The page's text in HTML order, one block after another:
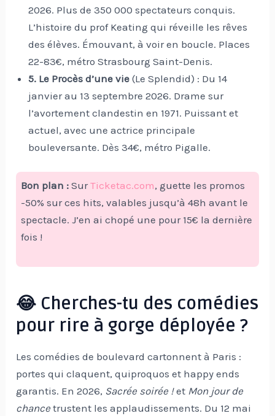
2026. Plus de 350 000 spectateurs conquis.
L’histoire du prof Keating qui réveille les rêves
des élèves. Émouvant, à voir en boucle. Places
22-83€, métro Strasbourg Saint-Denis.
5. Le Procès d’une vie (Le Splendid) : Du 14
janvier au 13 septembre 2026. Drame sur
l’avortement clandestin en 1971. Puissant et
actuel, avec une actrice principale
bouleversante. Dès 34€, métro Pigalle.
Bon plan : SurTicketac.com, guette les promos
-50% sur ces hits, valables jusqu’à 48h avant le
spectacle. J’en ai chopé une pour 15€ la dernière
fois !
😂 Cherches-tu des comédies
pour rire à gorge déployée ?
Les comédies de boulevard cartonnent à Paris :
portes qui claquent, quiproquos et happy ends
garantis. En 2026, Sacrée soirée !et Mon jour de
chance trustent les applaudissements. Du 12 mai